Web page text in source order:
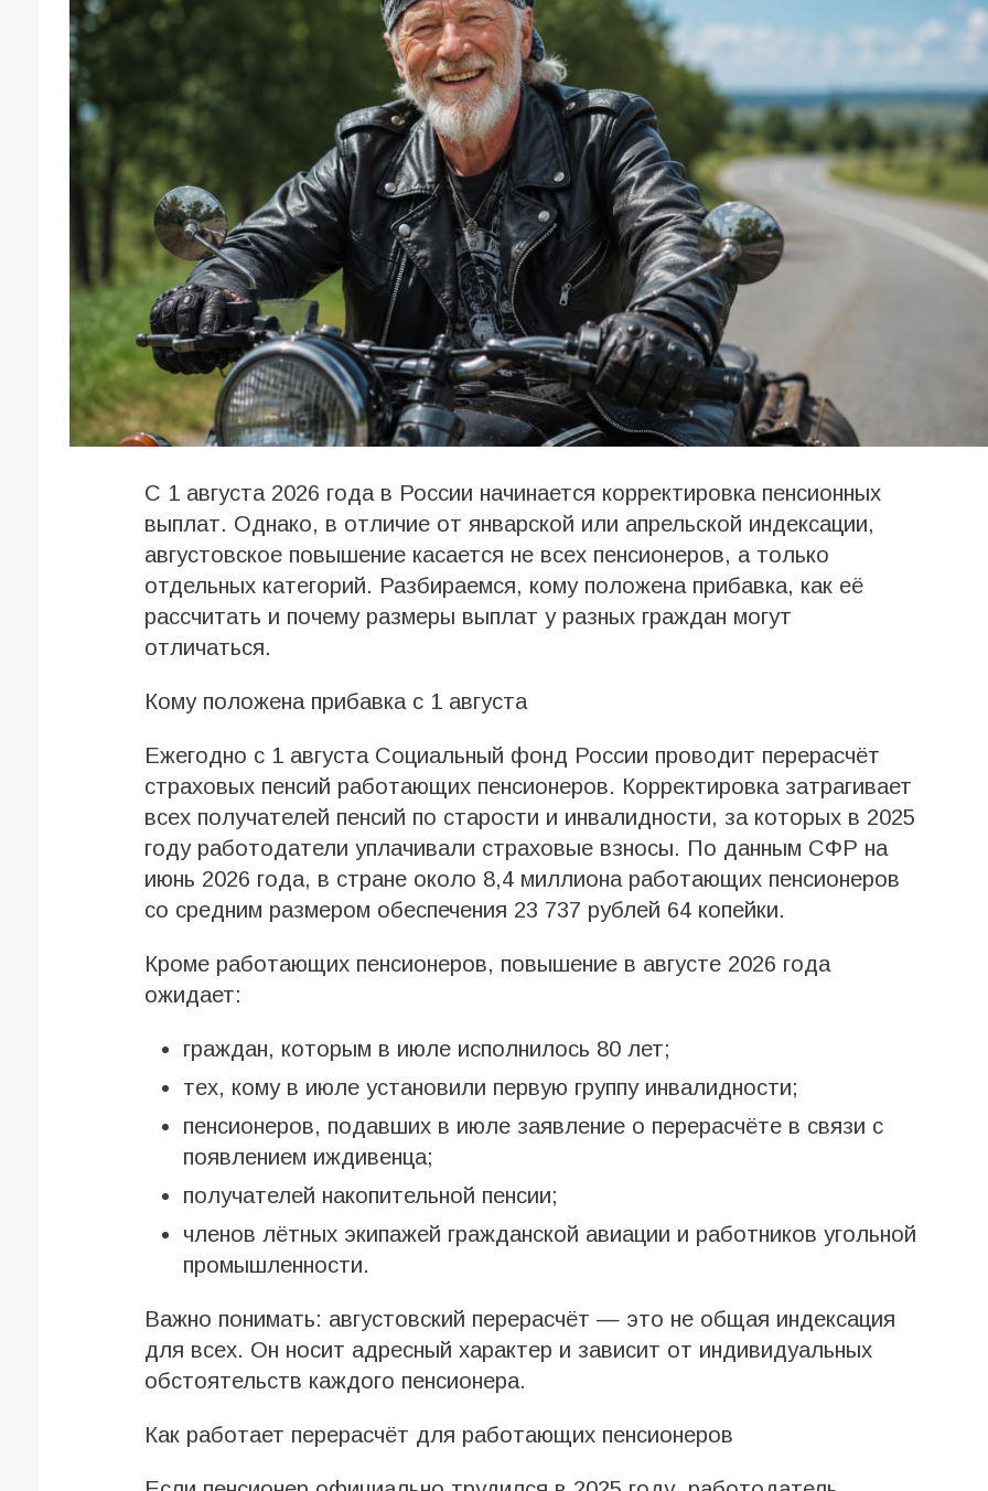
С 1 августа 2026 года в России начинается корректировка пенсионных
выплат. Однако, в отличие от январской или апрельской индексации,
августовское повышение касается не всех пенсионеров, а только
отдельных категорий. Разбираемся, кому положена прибавка, как её
рассчитать и почему размеры выплат у разных граждан могут
отличаться.
Кому положена прибавка с 1 августа
Ежегодно с 1 августа Социальный фонд России проводит перерасчёт
страховых пенсий работающих пенсионеров. Корректировка затрагивает
всех получателей пенсий по старости и инвалидности, за которых в 2025
году работодатели уплачивали страховые взносы. По данным СФР на
июнь 2026 года, в стране около 8,4 миллиона работающих пенсионеров
со средним размером обеспечения 23 737 рублей 64 копейки.
Кроме работающих пенсионеров, повышение в августе 2026 года
ожидает:
граждан, которым в июле исполнилось 80 лет;
тех, кому в июле установили первую группу инвалидности;
пенсионеров, подавших в июле заявление о перерасчёте в связи с
появлением иждивенца;
получателей накопительной пенсии;
членов лётных экипажей гражданской авиации и работников угольной
промышленности.
Важно понимать: августовский перерасчёт — это не общая индексация
для всех. Он носит адресный характер и зависит от индивидуальных
обстоятельств каждого пенсионера.
Как работает перерасчёт для работающих пенсионеров